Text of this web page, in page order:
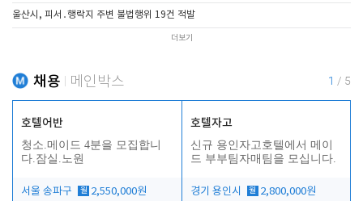
울산시, 피서․행락지 주변 불법행위 19건 적발
더보기
채용 메인박스 1 / 5
호텔어반
청소.메이드 4분을 모집합니
다.잠실.노원
서울 송파구 월 2,550,000원
호텔자고
신규 용인자고호텔에서 메이
드 부부팀자매팀을 모십니다.
경기 용인시 월 2,800,000원